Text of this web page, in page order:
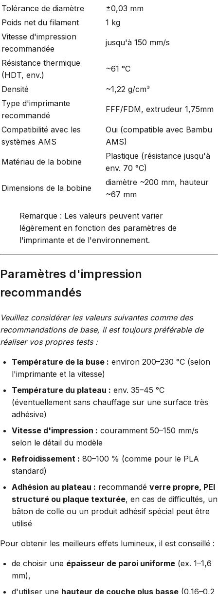
Tolérance de diamètre
±0,03 mm
Poids net du filament
1 kg
Vitesse d'impression
recommandée
jusqu'à 150 mm/s
Résistance thermique
(HDT, env.)
~61 °C
Densité
~1,22 g/cm³
Type d'imprimante
recommandé
FFF/FDM, extrudeur 1,75mm
Compatibilité avec les
systèmes AMS
Oui (compatible avec Bambu
AMS)
Matériau de la bobine
Plastique (résistance jusqu'à
env. 70 °C)
Dimensions de la bobine
diamètre ~200 mm, hauteur
~67 mm
Remarque : Les valeurs peuvent varier
légèrement en fonction des paramètres de
l'imprimante et de l'environnement.
Paramètres d'impression
recommandés
Veuillez considérer les valeurs suivantes comme des
recommandations de base, il est toujours préférable de
réaliser vos propres tests :
Température de la buse : environ 200–230 °C (selon
l'imprimante et la vitesse)
Température du plateau : env. 35–45 °C
(éventuellement sans chauffage sur une surface très
adhésive)
Vitesse d'impression : couramment 50–150 mm/s
selon le détail du modèle
Refroidissement : 80–100 % (comme pour le PLA
standard)
Adhésion au plateau : recommandé verre propre, PEI
structuré ou plaque texturée, en cas de difficultés, un
bâton de colle ou un produit adhésif spécial peut être
utilisé
Pour obtenir les meilleurs effets lumineux, il est conseillé :
de choisir une épaisseur de paroi uniforme (ex. 1–1,6
mm),
d'utiliser une hauteur de couche plus basse (0,16–0,2